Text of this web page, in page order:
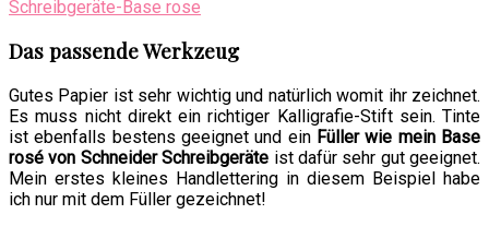
Das passende Werkzeug
Gutes Papier ist sehr wichtig und natürlich womit ihr zeichnet.
Es muss nicht direkt ein richtiger Kalligrafie-Stift sein. Tinte
ist ebenfalls bestens geeignet und ein Füller wie mein Base
rosé von Schneider Schreibgeräte ist dafür sehr gut geeignet.
Mein erstes kleines Handlettering in diesem Beispiel habe
ich nur mit dem Füller gezeichnet!